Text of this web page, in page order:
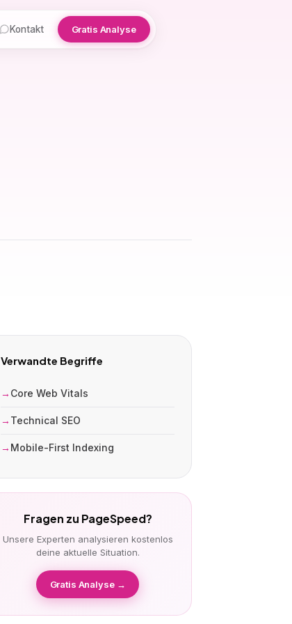
Kontakt Gratis Analyse
Verwandte Begriffe
Core Web Vitals
Technical SEO
Mobile-First Indexing
Fragen zu PageSpeed?
Unsere Experten analysieren kostenlos
deine aktuelle Situation.
Gratis Analyse →